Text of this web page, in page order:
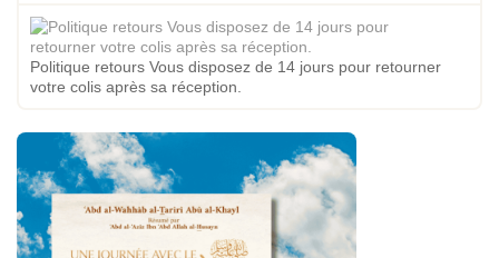
Politique retours Vous disposez de 14 jours pour retourner
votre colis après sa réception.